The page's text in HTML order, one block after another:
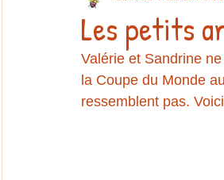
Les petits
Valérie et Sandrine
la Coupe du Monde
ressemblent pas.